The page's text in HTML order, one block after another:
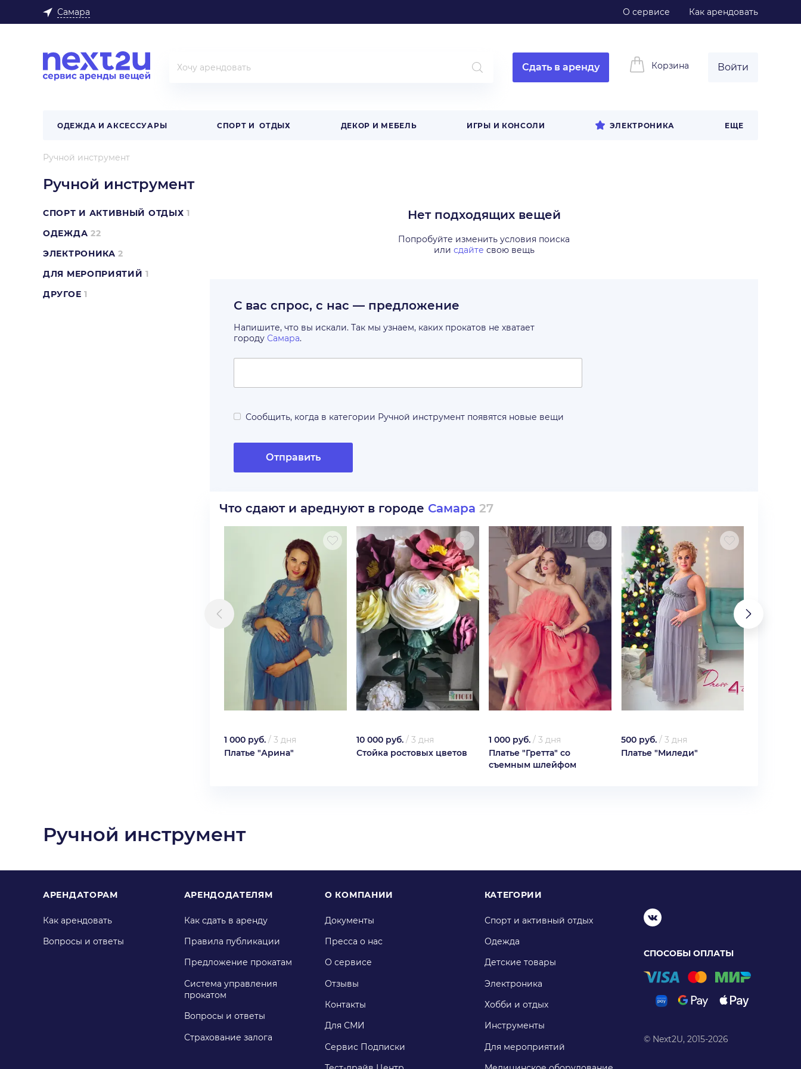
Самара О сервисе Как арендовать
Сдать в аренду Корзина Войти
ОДЕЖДА И АКСЕССУАРЫ СПОРТ И ОТДЫХ ДЕКОР И МЕБЕЛЬ ИГРЫ И КОНСОЛИ ЭЛЕКТРОНИКА ЕЩЕ
Ручной инструмент
Ручной инструмент
СПОРТ И АКТИВНЫЙ ОТДЫХ 1
ОДЕЖДА 22
ЭЛЕКТРОНИКА 2
ДЛЯ МЕРОПРИЯТИЙ 1
ДРУГОЕ 1
Нет подходящих вещей
Попробуйте изменить условия поиска
или сдайте свою вещь
С вас спрос, с нас — предложение
Напишите, что вы искали. Так мы узнаем, каких прокатов не хватает
городу Самара.
Сообщить, когда в категории Ручной инструмент появятся новые вещи
Отправить
Что сдают и ареднуют в городе Самара 27
1 000 руб. / 3 дня
Платье "Арина"
10 000 руб. / 3 дня
Стойка ростовых цветов
1 000 руб. / 3 дня
Платье "Гретта" со
съемным шлейфом
500 руб. / 3 дня
Платье "Миледи"
Ручной инструмент
АРЕНДАТОРАМ
Как арендовать
Вопросы и ответы
АРЕНДОДАТЕЛЯМ
Как сдать в аренду
Правила публикации
Предложение прокатам
Система управления
прокатом
Вопросы и ответы
Страхование залога
О КОМПАНИИ
Документы
Пресса о нас
О сервисе
Отзывы
Контакты
Для СМИ
Сервис Подписки
КАТЕГОРИИ
Спорт и активный отдых
Одежда
Детские товары
Электроника
Хобби и отдых
Инструменты
Для мероприятий
СПОСОБЫ ОПЛАТЫ
© Next2U, 2015-2026